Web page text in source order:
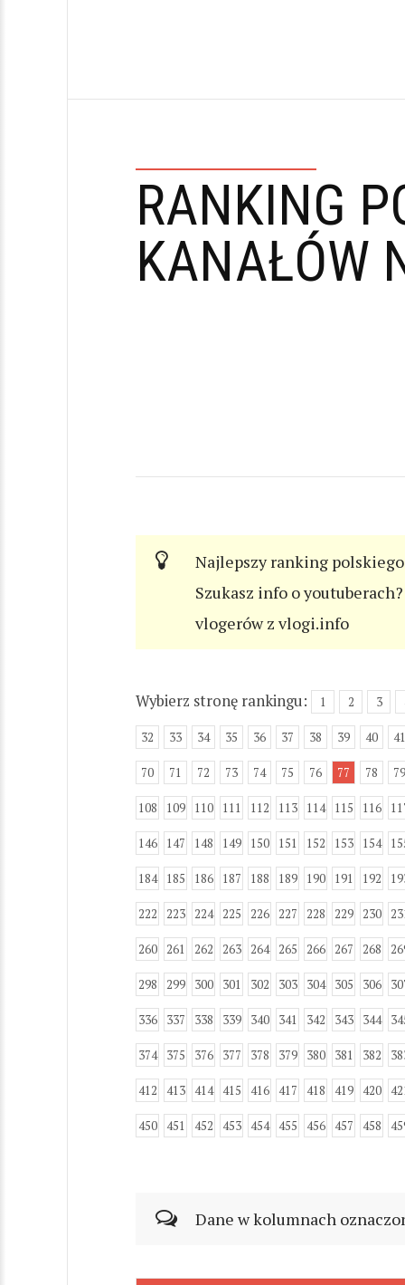
RANKING
KANAŁÓW
Najlepszy ranking
Szukasz info o
vlogerów z vlogi.info
Wybierz stronę rankingu: 1 2 3
32 33 34 35 36 37 38 39 40 41
70 71 72 73 74 75 76 77 78 79
108 109 110 111 112 113 114 115 116
146 147 148 149 150 151 152 153 154
184 185 186 187 188 189 190 191 192
222 223 224 225 226 227 228 229 230
260 261 262 263 264 265 266 267 268
298 299 300 301 302 303 304 305 306
336 337 338 339 340 341 342 343 344
374 375 376 377 378 379 380 381 382
412 413 414 415 416 417 418 419 420
450 451 452 453 454 455 456 457 458
Dane w kolumnach